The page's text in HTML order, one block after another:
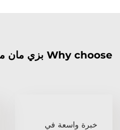
Why choose بزي مان مناشف للغولف?
خبرة واسعة في